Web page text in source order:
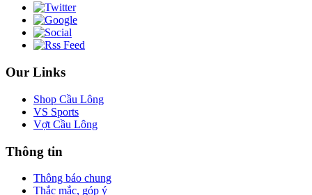
Our Links
Shop Cầu Lông
VS Sports
Vợt Cầu Lông
Thông tin
Thông báo chung
Thắc mắc, góp ý